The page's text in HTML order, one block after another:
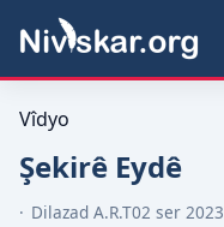
Vîdyo
Şekirê Eydê
Dilazad A.R.T02 ser 2023